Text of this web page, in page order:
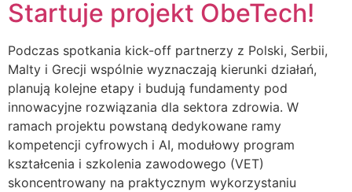
Startuje projekt ObeTech!
Podczas spotkania kick-off partnerzy z Polski, Serbii,
Malty i Grecji wspólnie wyznaczają kierunki działań,
planują kolejne etapy i budują fundamenty pod
innowacyjne rozwiązania dla sektora zdrowia. W
ramach projektu powstaną dedykowane ramy
kompetencji cyfrowych i AI, modułowy program
kształcenia i szkolenia zawodowego (VET)
skoncentrowany na praktycznym wykorzystaniu